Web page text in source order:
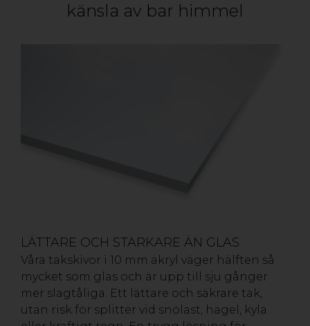
känsla av bar himmel
LÄTTARE OCH STARKARE ÄN GLAS
Våra takskivor i 10 mm akryl väger hälften så
mycket som glas och är upp till sju gånger
mer slagtåliga. Ett lättare och säkrare tak,
utan risk för splitter vid snölast, hagel, kyla